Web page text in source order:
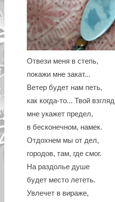
Отвези меня в степь,
покажи мне закат...
Ветер будет нам петь,
как когда-то... Твой взгляд
мне укажет предел,
в бесконечном, намек.
Отдохнем мы от дел,
городов, там, где смог.
На раздолье душе
будет место лететь.
Увлечет в вираже,